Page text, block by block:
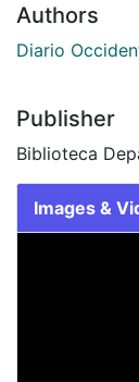
Authors
Diario
Publisher
Biblioteca
Images &